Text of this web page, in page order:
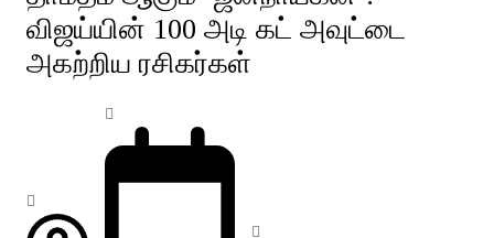
விஜய்யின் 100 அடி கட் அவுட்டை
அகற்றிய ரசிகர்கள்